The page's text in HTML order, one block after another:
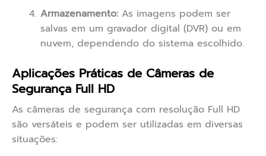
Armazenamento: As imagens podem ser
salvas em um gravador digital (DVR) ou em
nuvem, dependendo do sistema escolhido.
Aplicações Práticas de Câmeras de
Segurança Full HD
As câmeras de segurança com resolução Full HD
são versáteis e podem ser utilizadas em diversas
situações: